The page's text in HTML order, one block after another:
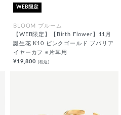
WEB限定
BLOOM ブルーム
【WEB限定】【Birth Flower】11月
誕生花 K10 ピンクゴールド ブバリア
イヤーカフ ※片耳用
¥19,800 (税込)